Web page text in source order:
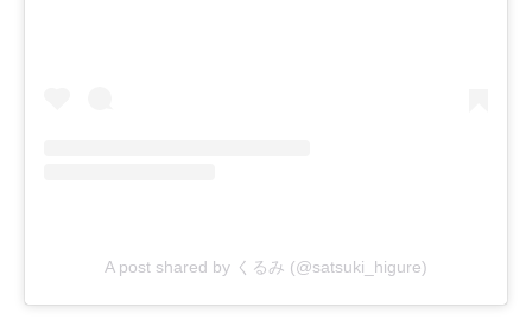
A post shared by くるみ (@satsuki_higure)